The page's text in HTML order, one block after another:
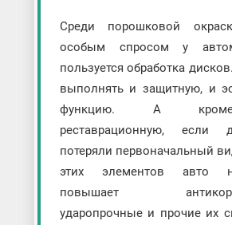
Среди порошковой
особым спросом у
пользуется обработка
выполнять и защитную, и
функцию. А
реставрационную, если
потеряли первоначальный
этих элементов авто
повышает
ударопрочные и прочие их